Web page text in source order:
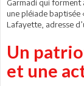
Garmadi qui forment
une pléiade baptisée
Lafayette, adresse
Un
et une